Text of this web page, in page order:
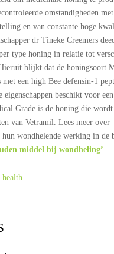
omstandigheden met
en van constante hoge
dr Tineke Creemers
type honing in relatie tot
blijkt dat de honingsoort
met een high Bee defensin-1
eigenschappen beschikt voor
Grade is de honing die
van Vetramil. Lees meer over
hun wondhelende werking in de
middel bij wondheling’.